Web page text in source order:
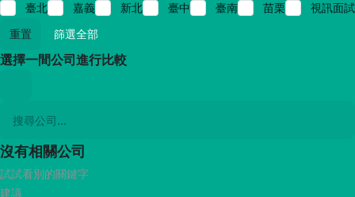
臺北 嘉義 新北 臺中 臺南 苗栗
視訊面試
重置
篩選全部
選擇一間公司進行比較
沒有相關公司
試試看別的關鍵字
建議